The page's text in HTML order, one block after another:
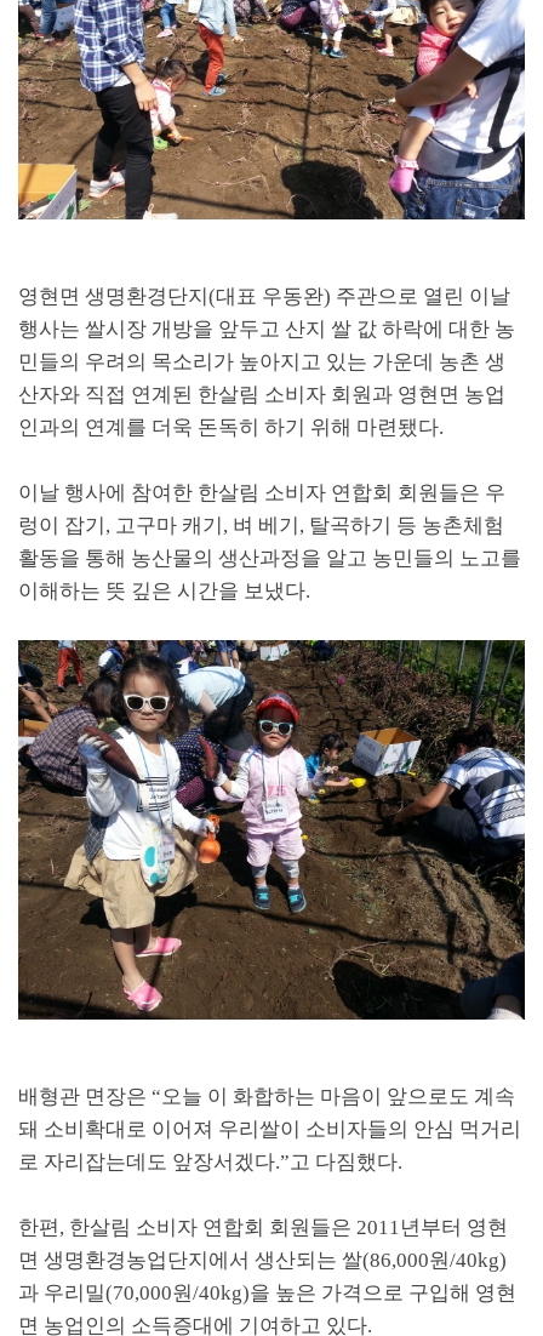
영현면 생명환경단지(대표 우동완) 주관으로 열린 이날
행사는 쌀시장 개방을 앞두고 산지 쌀 값 하락에 대한 농
민들의 우려의 목소리가 높아지고 있는 가운데 농촌 생
산자와 직접 연계된 한살림 소비자 회원과 영현면 농업
인과의 연계를 더욱 돈독히 하기 위해 마련됐다.
이날 행사에 참여한 한살림 소비자 연합회 회원들은 우
렁이 잡기 , 고구마 캐기 , 벼 베기 , 탈곡하기 등 농촌체험
활동을 통해 농산물의 생산과정을 알고 농민들의 노고를
이해하는 뜻 깊은 시간을 보냈다.
배형관 면장은 “오늘 이 화합하는 마음이 앞으로도 계속
돼 소비확대로 이어져 우리쌀이 소비자들의 안심 먹거리
로 자리잡는데도 앞장서겠다.”고 다짐했다.
한편, 한살림 소비자 연합회 회원들은 2011년부터 영현
면 생명환경농업단지에서 생산되는 쌀(86,000원/40kg)
과 우리밀(70,000원/40kg)을 높은 가격으로 구입해 영현
면 농업인의 소득증대에 기여하고 있다.